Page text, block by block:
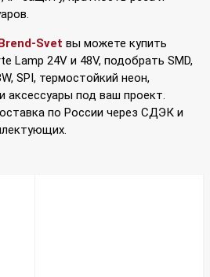
Svet вы можете купить
Lamp 24V и 48V, подобрать SMD,
SPI, термостойкий неон,
аксессуары под ваш проект.
по России через СДЭК и